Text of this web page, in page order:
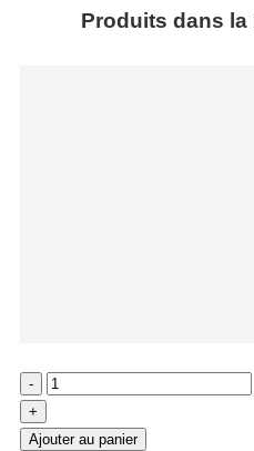
Produits dans la
-
+
Ajouter au panier